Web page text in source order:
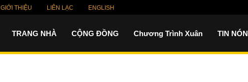
GIỚI THIỆU LIÊN LẠC ENGLISH
TRANG NHÀ CỘNG ĐỒNG Chương Trình Xuân TIN